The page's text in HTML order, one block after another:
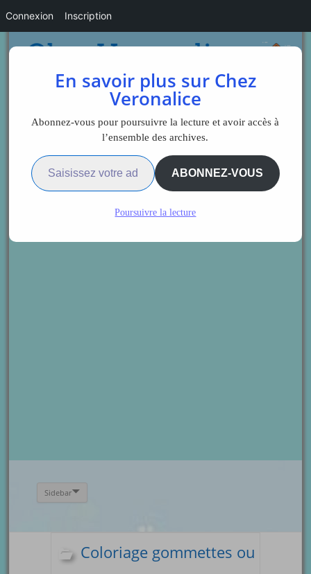
Sidebar
Coloriage gommettes ou
En savoir plus sur Chez
Veronalice
Abonnez-vous pour poursuivre la lecture et avoir accès à
l’ensemble des archives.
Saisissez votre adresse e-mail…
ABONNEZ-VOUS
Poursuivre la lecture
Connexion Inscription